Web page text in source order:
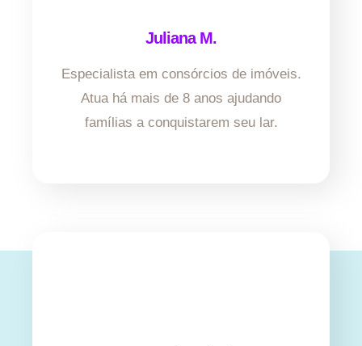
Juliana M.
Especialista em consórcios de imóveis.
Atua há mais de 8 anos ajudando
famílias a conquistarem seu lar.